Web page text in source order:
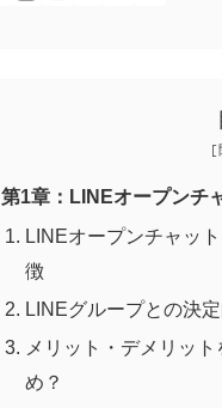
第1章：LINEオープンチ
LINEオープンチャッ
徴
LINEグループとの決
メリット・デメリッ
め？